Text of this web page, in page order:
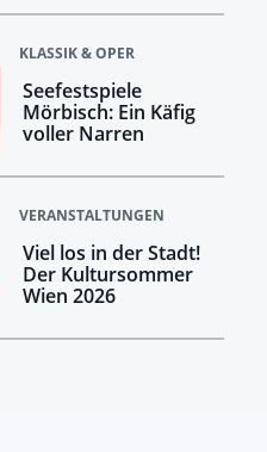
KLASSIK & OPER
Seefestspiele
Mörbisch: Ein Käfig
voller Narren
VERANSTALTUNGEN
Viel los in der Stadt!
Der Kultursommer
Wien 2026